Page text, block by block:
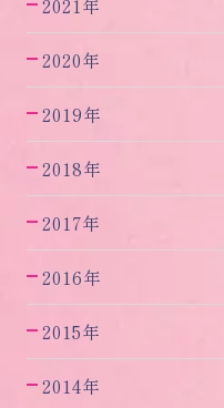
2020年
2019年
2018年
2017年
2016年
2015年
2014年